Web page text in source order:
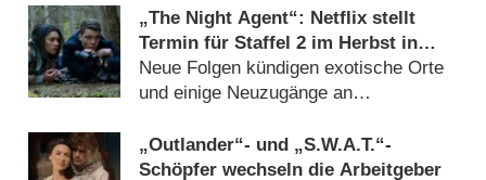
„The Night Agent“: Netflix stellt
Termin für Staffel 2 im Herbst in
Aussicht
Neue Folgen kündigen exotische Orte
und einige Neuzugänge an
„Outlander“- und „S.W.A.T.“-
Schöpfer wechseln die Arbeitgeber